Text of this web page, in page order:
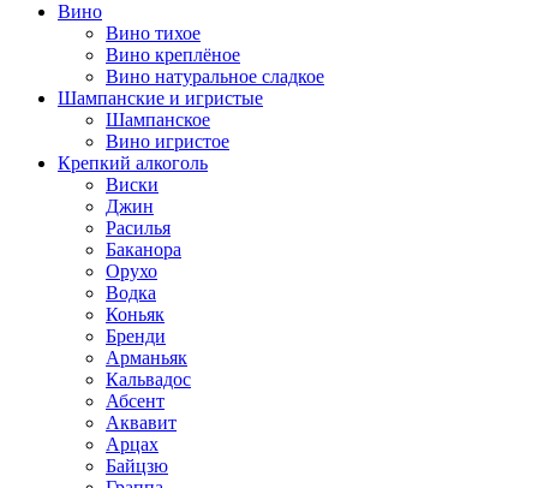
Вино
Вино тихое
Вино креплёное
Вино натуральное сладкое
Шампанские и игристые
Шампанское
Вино игристое
Крепкий алкоголь
Виски
Джин
Расилья
Баканора
Орухо
Водка
Коньяк
Бренди
Арманьяк
Кальвадос
Абсент
Аквавит
Арцах
Байцзю